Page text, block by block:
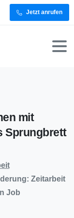
Jetzt anrufen
mit
Sprungbrett
Zeitarbeit
Job